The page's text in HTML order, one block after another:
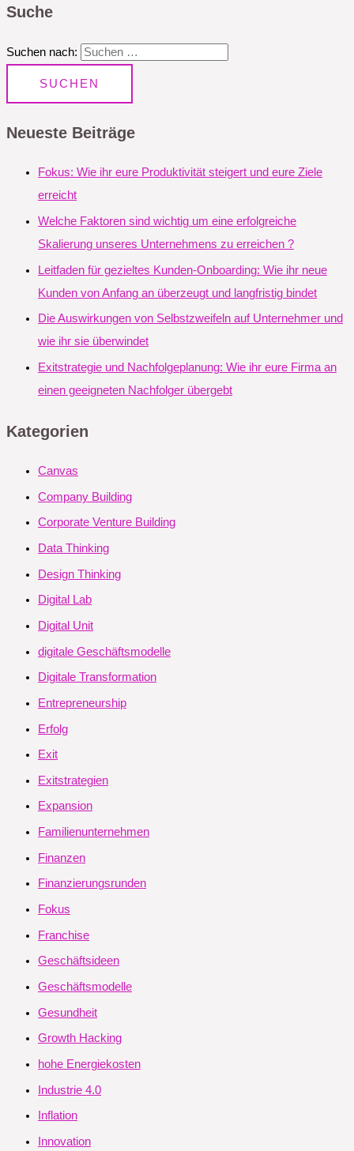
Suche
Suchen nach:
Neueste Beiträge
Fokus: Wie ihr eure Produktivität steigert und eure Ziele
erreicht
Welche Faktoren sind wichtig um eine erfolgreiche
Skalierung unseres Unternehmens zu erreichen ?
Leitfaden für gezieltes Kunden-Onboarding: Wie ihr neue
Kunden von Anfang an überzeugt und langfristig bindet
Die Auswirkungen von Selbstzweifeln auf Unternehmer und
wie ihr sie überwindet
Exitstrategie und Nachfolgeplanung: Wie ihr eure Firma an
einen geeigneten Nachfolger übergebt
Kategorien
Canvas
Company Building
Corporate Venture Building
Data Thinking
Design Thinking
Digital Lab
Digital Unit
digitale Geschäftsmodelle
Digitale Transformation
Entrepreneurship
Erfolg
Exit
Exitstrategien
Expansion
Familienunternehmen
Finanzen
Finanzierungsrunden
Fokus
Franchise
Geschäftsideen
Geschäftsmodelle
Gesundheit
Growth Hacking
hohe Energiekosten
Industrie 4.0
Inflation
Innovation